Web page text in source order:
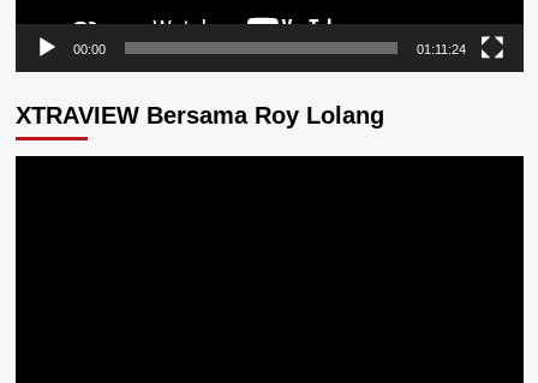
00:00 01:11:24
XTRAVIEW Bersama Roy Lolang